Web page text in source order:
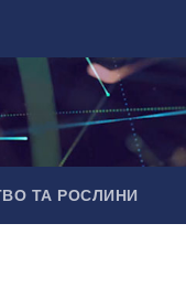
ТА РОСЛИНИ